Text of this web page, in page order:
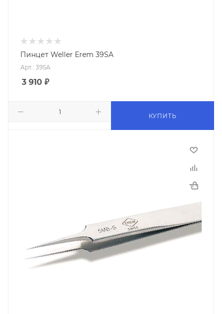
Пинцет Weller Erem 39SA
Арт.: 39SA
3 910 ₽
КУПИТЬ